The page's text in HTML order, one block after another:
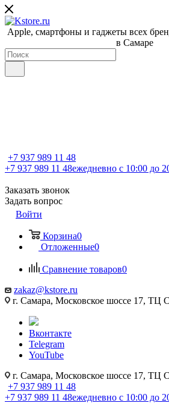
Apple, cмартфоны и гаджеты всех
в Самаре
+7 937 989 11 48
+7 937 989 11 48ежедневно с 10:00 до
Заказать звонок
Задать вопрос
Войти
Корзина0
Отложенные0
Сравнение товаров0
zakaz@kstore.ru
г. Самара, Московское шоссе 17, ТЦ
Вконтакте
Telegram
YouTube
г. Самара, Московское шоссе 17, ТЦ
+7 937 989 11 48
+7 937 989 11 48ежедневно с 10:00 до